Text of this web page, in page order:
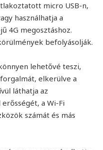
micro USB-n,
használhatja a
4G megosztáshoz.
befolyásolják.
lehetővé teszi,
elkerülve a
láthatja az
a Wi-Fi
számát és más